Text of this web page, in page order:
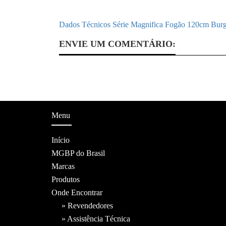
Dados Técnicos Série Magnifica Fogão 120cm
ENVIE UM COMENTÁRIO:
Menu
Início
MGBP do Brasil
Marcas
Produtos
Onde Encontrar
» Revendedores
» Assistência Técnica